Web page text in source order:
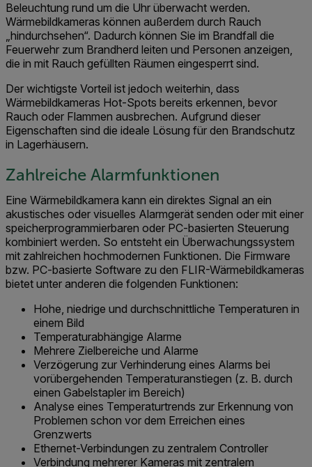
Beleuchtung rund um die Uhr überwacht werden.
Wärmebildkameras können außerdem durch Rauch
„hindurchsehen“. Dadurch können Sie im Brandfall die
Feuerwehr zum Brandherd leiten und Personen anzeigen,
die in mit Rauch gefüllten Räumen eingesperrt sind.
Der wichtigste Vorteil ist jedoch weiterhin, dass
Wärmebildkameras Hot-Spots bereits erkennen, bevor
Rauch oder Flammen ausbrechen. Aufgrund dieser
Eigenschaften sind die ideale Lösung für den Brandschutz
in Lagerhäusern.
Zahlreiche Alarmfunktionen
Eine Wärmebildkamera kann ein direktes Signal an ein
akustisches oder visuelles Alarmgerät senden oder mit einer
speicherprogrammierbaren oder PC-basierten Steuerung
kombiniert werden. So entsteht ein Überwachungssystem
mit zahlreichen hochmodernen Funktionen. Die Firmware
bzw. PC-basierte Software zu den FLIR-Wärmebildkameras
bietet unter anderen die folgenden Funktionen:
Hohe, niedrige und durchschnittliche Temperaturen in
einem Bild
Temperaturabhängige Alarme
Mehrere Zielbereiche und Alarme
Verzögerung zur Verhinderung eines Alarms bei
vorübergehenden Temperaturanstiegen (z. B. durch
einen Gabelstapler im Bereich)
Analyse eines Temperaturtrends zur Erkennung von
Problemen schon vor dem Erreichen eines
Grenzwerts
Ethernet-Verbindungen zu zentralem Controller
Verbindung mehrerer Kameras mit zentralem